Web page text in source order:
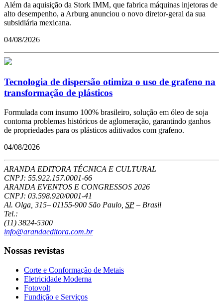
Além da aquisição da Stork IMM, que fabrica máquinas injetoras de
alto desempenho, a Arburg anunciou o novo diretor-geral da sua
subsidiária mexicana.
04/08/2026
Tecnologia de dispersão otimiza o uso de grafeno na
transformação de plásticos
Formulada com insumo 100% brasileiro, solução em óleo de soja
contorna problemas históricos de aglomeração, garantindo ganhos
de propriedades para os plásticos aditivados com grafeno.
04/08/2026
ARANDA EDITORA TÉCNICA E CULTURAL
CNPJ: 55.922.157.0001-66
ARANDA EVENTOS E CONGRESSOS 2026
CNPJ: 03.598.920/0001-41
Al. Olga, 315– 01155-900 São Paulo SP – Brasil
Tel.:
(11) 3824-5300
info@arandaeditora.com.br
Nossas revistas
Corte e Conformação de Metais
Eletricidade Moderna
Fotovolt
Fundição e Serviços